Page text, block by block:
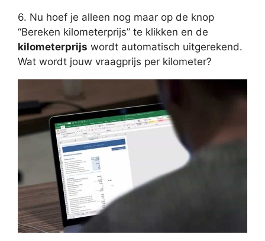
6. Nu hoef je alleen nog maar op de knop
“Bereken kilometerprijs” te klikken en de
kilometerprijs wordt automatisch uitgerekend.
Wat wordt jouw vraagprijs per kilometer?